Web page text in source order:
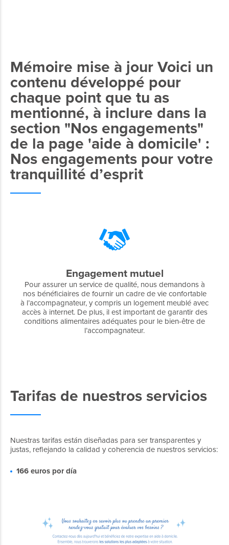
Mémoire mise à jour Voici un
contenu développé pour
chaque point que tu as
mentionné, à inclure dans la
section "Nos engagements"
de la page 'aide à domicile' :
Nos engagements pour votre
tranquillité d’esprit
Engagement mutuel
Pour assurer un service de qualité, nous demandons à
nos bénéficiaires de fournir un cadre de vie confortable
à l’accompagnateur, y compris un logement meublé avec
accès à internet. De plus, il est important de garantir des
conditions alimentaires adéquates pour le bien-être de
l’accompagnateur.
Tarifas de nuestros servicios
Nuestras tarifas están diseñadas para ser transparentes y
justas, reflejando la calidad y coherencia de nuestros servicios:
166 euros por día